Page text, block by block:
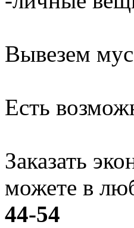
Вывезем
Есть
Заказать
можете в
44-54